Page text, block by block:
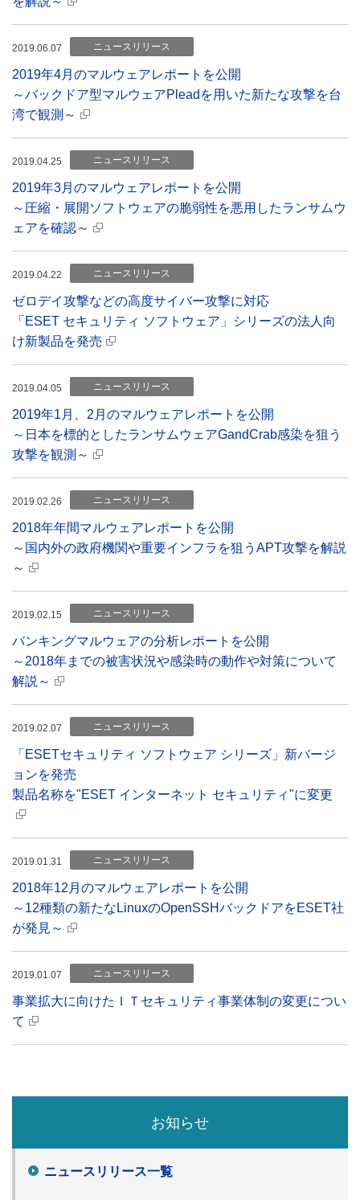
2019.06.07 ニュースリリース
2019年4月のマルウェアレポートを公開
～バックドア型マルウェアPleadを用いた新たな攻撃を台
湾で観測～
2019.04.25 ニュースリリース
2019年3月のマルウェアレポートを公開
～圧縮・展開ソフトウェアの脆弱性を悪用したランサムウ
ェアを確認～
2019.04.22 ニュースリリース
ゼロデイ攻撃などの高度サイバー攻撃に対応
「ESET セキュリティ ソフトウェア」シリーズの法人向
け新製品を発売
2019.04.05 ニュースリリース
2019年1月、2月のマルウェアレポートを公開
～日本を標的としたランサムウェアGandCrab感染を狙う
攻撃を観測～
2019.02.26 ニュースリリース
2018年年間マルウェアレポートを公開
～国内外の政府機関や重要インフラを狙うAPT攻撃を解説
～
2019.02.15 ニュースリリース
バンキングマルウェアの分析レポートを公開
～2018年までの被害状況や感染時の動作や対策について
解説～
2019.02.07 ニュースリリース
「ESETセキュリティ ソフトウェア シリーズ」新バージ
ョンを発売
製品名称を"ESET インターネット セキュリティ"に変更
2019.01.31 ニュースリリース
2018年12月のマルウェアレポートを公開
～12種類の新たなLinuxのOpenSSHバックドアをESET社
が発見～
2019.01.07 ニュースリリース
事業拡大に向けたＩＴセキュリティ事業体制の変更につい
て
お知らせ
ニュースリリース一覧